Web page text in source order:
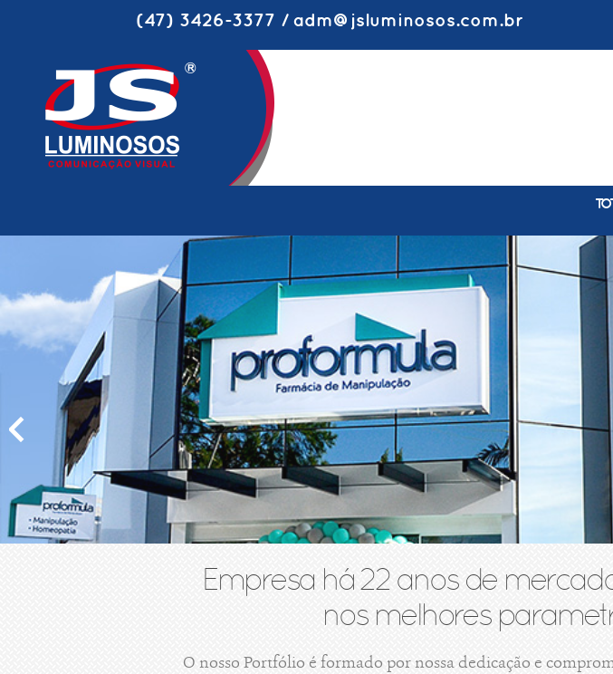
(47) 3426-3377 / adm@jsluminosos.com.br
Empresa há 22 anos de
nos melhores
O nosso Portfólio é formado por nossa dedicação e